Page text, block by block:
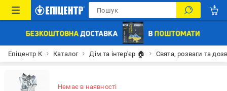
Епіцентр К Каталог Дім та інтер'єр 🏠 Свята, розваги та
Немає в наявності